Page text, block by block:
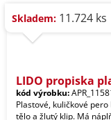
Skladem: 11.724 ks
LIDO propiska
kód výrobku:
Plastové, kuličkové pero
tělo a žlutý klip. Má